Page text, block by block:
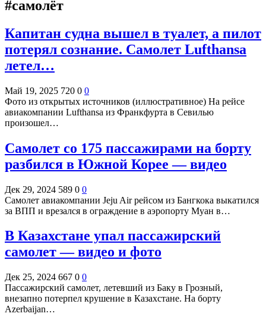
#самолёт
Капитан судна вышел в туалет, а пилот
потерял сознание. Самолет Lufthansa
летел…
Май 19, 2025 720 0 0
Фото из открытых источников (иллюстративное) На рейсе
авиакомпании Lufthansa из Франкфурта в Севилью
произошел…
Самолет со 175 пассажирами на борту
разбился в Южной Корее — видео
Дек 29, 2024 589 0 0
Самолет авиакомпании Jeju Air рейсом из Бангкока выкатился
за ВПП и врезался в ограждение в аэропорту Муан в…
В Казахстане упал пассажирский
самолет — видео и фото
Дек 25, 2024 667 0 0
Пассажирский самолет, летевший из Баку в Грозный,
внезапно потерпел крушение в Казахстане. На борту
Azerbaijan…